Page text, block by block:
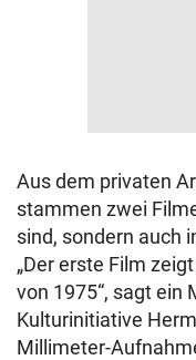
Aus dem privaten
stammen zwei
sind, sondern auch
„Der erste Film
von 1975“, sagt ein
Kulturinitiative
Millimeter-